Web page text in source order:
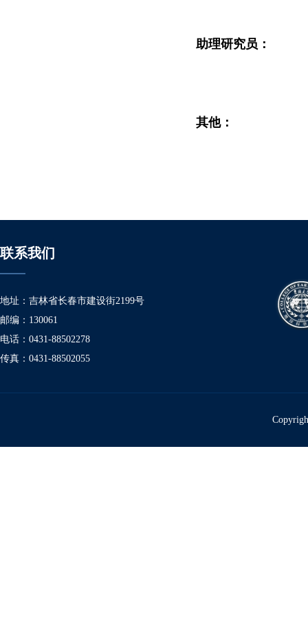
助理研究员：
其他：
联系我们
地址：吉林省长春市建设街2199号
邮编：130061
电话：0431-88502278
传真：0431-88502055